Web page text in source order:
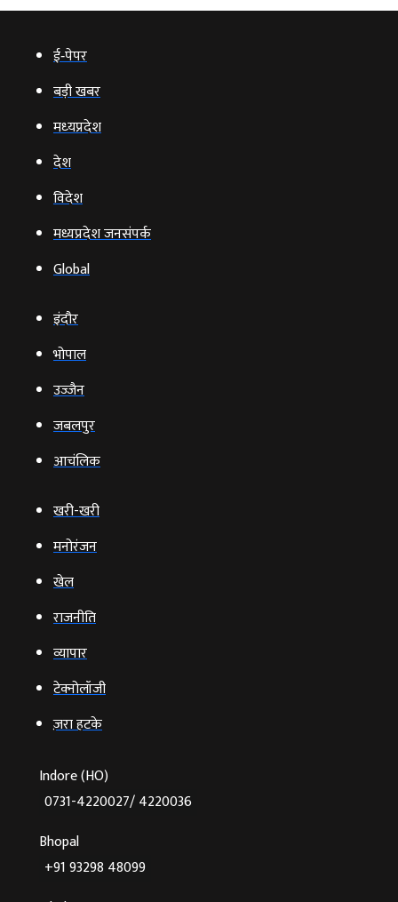
ई‑पेपर
बड़ी खबर
मध्‍यप्रदेश
देश
विदेश
मध्यप्रदेश जनसंपर्क
Global
इंदौर
भोपाल
उज्‍जैन
जबलपुर
आचंलिक
खरी-खरी
मनोरंजन
खेल
राजनीति
व्‍यापार
टेक्‍नोलॉजी
ज़रा हटके
Indore (HO)
0731-4220027/ 4220036
Bhopal
+91 93298 48099